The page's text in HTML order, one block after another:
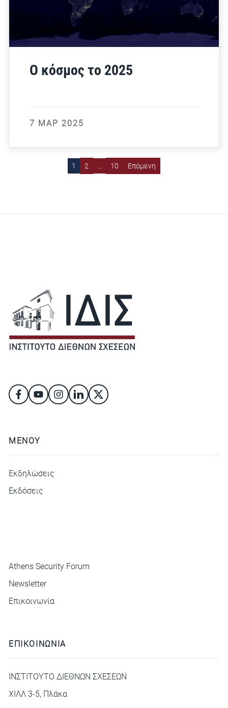
Ο κόσμος το 2025
7 ΜΑΡ 2025
1 2 10 Επόμενη
ΜΕΝΟΥ
Εκδηλώσεις
Εκδόσεις
Athens Security Forum
Newsletter
Επικοινωνία
ΕΠΙΚΟΙΝΩΝΙΑ
ΙΝΣΤΙΤΟΥΤΟ ΔΙΕΘΝΩΝ ΣΧΕΣΕΩΝ
ΧΙΛΛ 3-5, Πλάκα